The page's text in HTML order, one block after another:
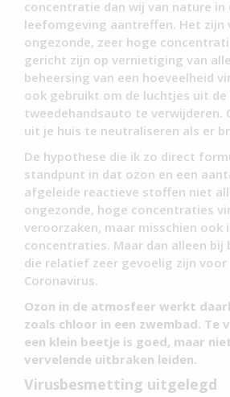
concentratie dan wij van nature in
leefomgeving aantreffen. Het zijn
ongezonde, zeer hoge
gericht zijn op vernietiging van
beheersing van een hoeveelheid
ook gebruikt om de luchtjes uit de
tweedehandsauto te verwijderen.
uit je huis te neutraliseren als er
De hypothese die ik zo direct
standpunt in dat ozon en een
afgeleide reactieve stoffen niet
ongezonde, hoge concentraties
veroorzaken, maar misschien ook
concentraties. Maar dan alleen bij
die relatief zeer gevoelig zijn
Coronavirus.
Ozon in de atmosfeer werkt
zoals chloor in een zwembad. Te
een klein beetje is goed, maar
vervelende uitbraken leiden.
Virusbesmetting uitgelegd